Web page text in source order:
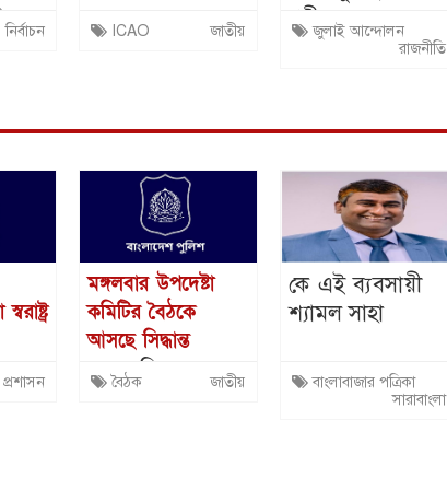
নির্বাচন
NCASC সভা
অনুষ্ঠিত
ICAO জাতীয়
শহীদদের অসম্মান
করেছে ভারত:
জুলাই আন্দোলন
রাজনীতি
প্রশাসন
মঙ্গলবার উপদেষ্টা
কমিটির বৈঠকে
আসছে সিদ্ধান্ত
এবার তিন
বিতর্কিত নির্বাচনের
বৈঠক জাতীয়
কে এই ব্যবসায়ী
শ্যামল সাহা
বাংলাবাজার পত্রিকা
সারাবাংলা